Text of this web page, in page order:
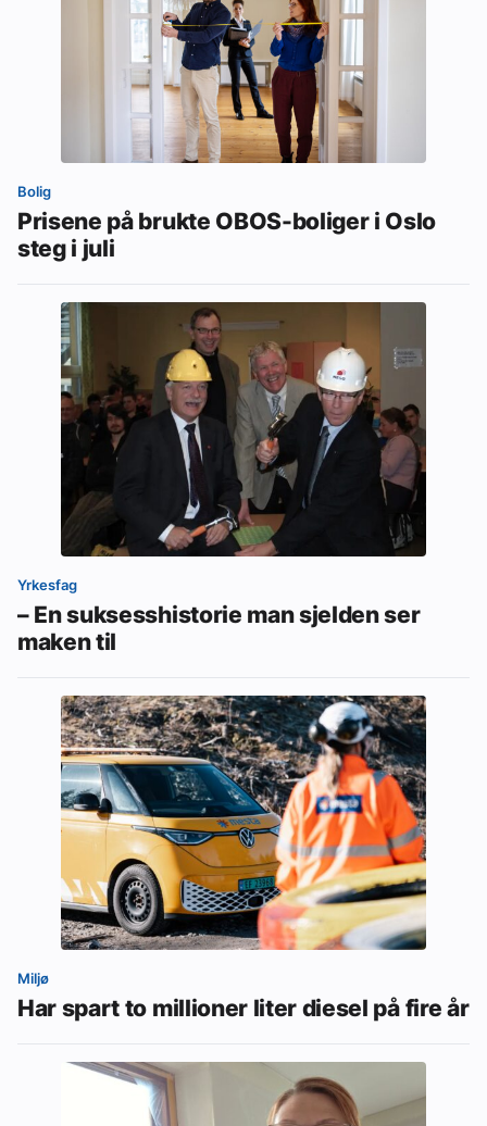
Bolig
Prisene på brukte OBOS-boliger i Oslo
steg i juli
Yrkesfag
– En suksesshistorie man sjelden ser
maken til
Miljø
Har spart to millioner liter diesel på fire år